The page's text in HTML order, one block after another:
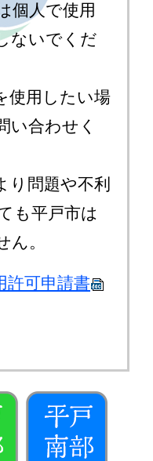
個人で使用
ないでくだ
使用したい場
い合わせく
り問題や不利
も平戸市は
ん。
許可申請書